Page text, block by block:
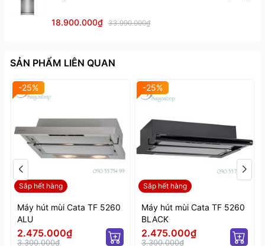
18.900.000₫ 33.990.000₫
SẢN PHẨM LIÊN QUAN
Sắp hết hàng
-25%
Máy hút mùi Cata TF 5260
ALU
2.475.000₫
3.300.000₫
Sắp hết hàng
-25%
Máy hút mùi Cata TF 5260
BLACK
2.475.000₫
3.300.000₫